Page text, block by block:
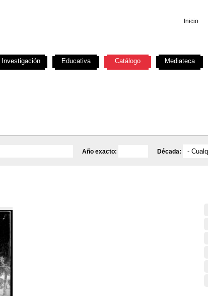
Inicio
Año exacto: Década:
Investigación Educativa Catálogo Mediateca